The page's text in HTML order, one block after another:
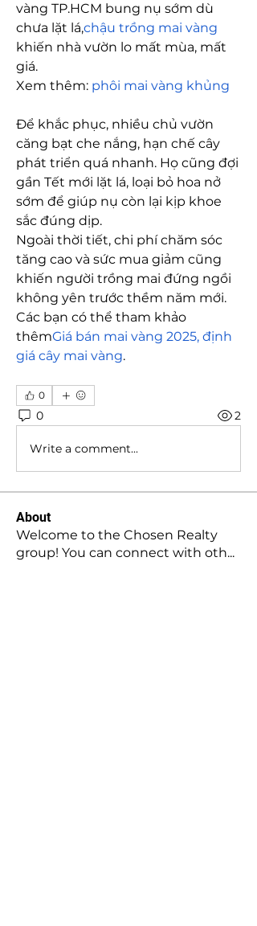
vàng TP.HCM bung nụ sớm dù
chưa lặt lá,chậu trồng mai vàng
khiến nhà vườn lo mất mùa, mất
giá.
Xem thêm: phôi mai vàng khủng
Để khắc phục, nhiều chủ vườn
căng bạt che nắng, hạn chế cây
phát triển quá nhanh. Họ cũng đợi
gần Tết mới lặt lá, loại bỏ hoa nở
sớm để giúp nụ còn lại kịp khoe
sắc đúng dịp.
Ngoài thời tiết, chi phí chăm sóc
tăng cao và sức mua giảm cũng
khiến người trồng mai đứng ngồi
không yên trước thềm năm mới.
Các bạn có thể tham khảo
thêmGiá bán mai vàng 2025, định
giá cây mai vàng.
0
0 2
Write a comment...
About
Welcome to the Chosen Realty
group! You can connect with oth...